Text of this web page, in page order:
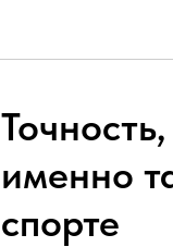
именно
спорте